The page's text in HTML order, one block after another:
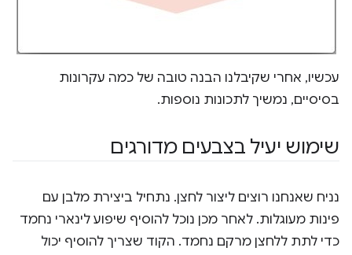
עכשיו, אחרי שקיבלנו הבנה טובה של כמה עקרונות
בסיסיים, נמשיך לתכונות נוספות.
שימוש יעיל בצבעים מדורגים
נניח שאנחנו רוצים ליצור לחצן. נתחיל ביצירת מלבן עם
פינות מעוגלות. לאחר מכן נוכל להוסיף שיפוע לינארי נחמד
כדי לתת ללחצן מרקם נחמד. הקוד שצריך להוסיף יכול